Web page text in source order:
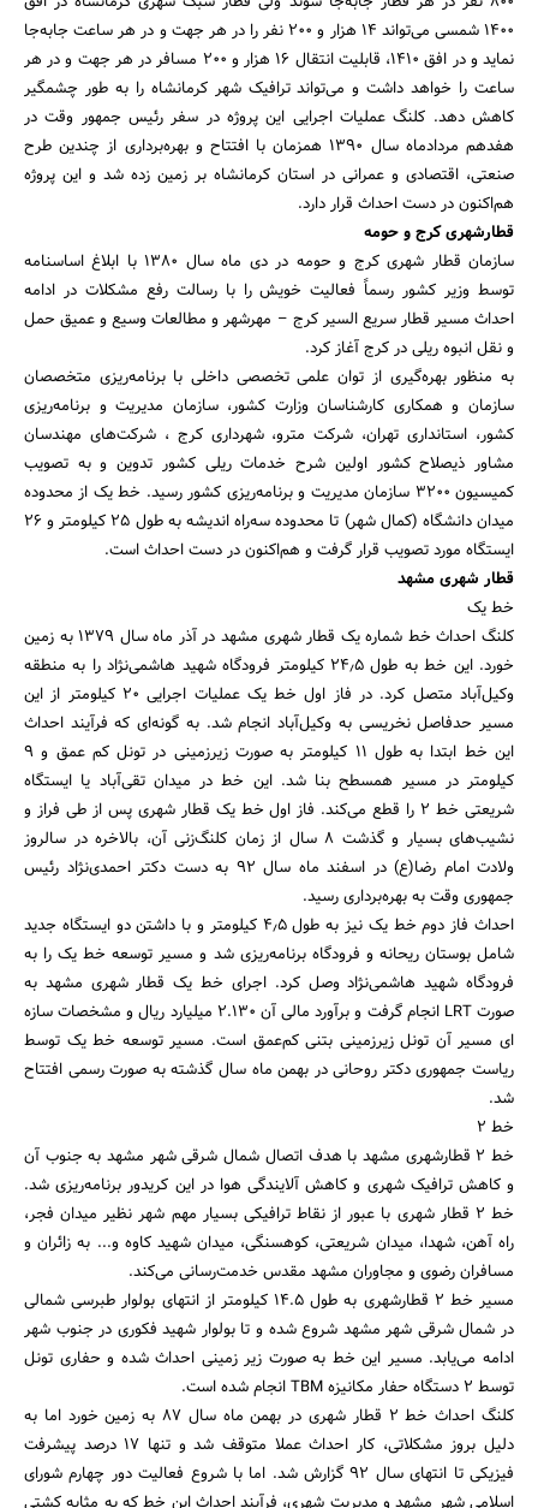
۱۴۰۰ شمسی می‌تواند ۱۴ هزار و ۲۰۰ نفر را در هر جهت و در هر ساعت جابه‌جا
نماید و در افق ۱۴۱۰، قابلیت انتقال ۱۶ هزار و ۲۰۰ مسافر در هر جهت و در هر
ساعت را خواهد داشت و می‌تواند ترافیک شهر کرمانشاه را به طور چشمگیر
کاهش دهد. کلنگ عملیات اجرایی این پروژه در سفر رئیس جمهور وقت در
هفدهم مرداد‌ماه سال 1390 همزمان با افتتاح و بهره‌‌برداری از چندین طرح
صنعتی، اقتصادی و عمرانی در استان کرمانشاه بر زمین زده شد و این پروژه
هم‌اکنون در دست احداث قرار دارد.
قطارشهری کرج و حومه
سازمان قطار شهری کرج و حومه در دی ماه سال 1380 با ابلاغ اساسنامه
توسط وزیر کشور رسماً فعالیت خویش را با رسالت رفع مشکلات در ادامه
احداث مسیر قطار سریع السیر کرج – مهرشهر و مطالعات وسیع و عمیق حمل
و نقل انبوه ریلی در کرج آغاز کرد.
به منظور بهره‌گیری از توان علمی تخصصی داخلی با برنامه‌ریزی متخصصان
سازمان و همکاری کارشناسان وزارت کشور، سازمان مدیریت و برنامه‌ریزی
کشور، استانداری تهران، شرکت مترو، شهرداری کرج ، شرکت‌های مهندسان
مشاور ذیصلاح کشور اولین شرح خدمات ریلی کشور تدوین و به تصویب
کمیسیون 3200 سازمان مدیریت و برنامه‌ریزی کشور رسید. خط یک از محدوده
میدان دانشگاه (کمال شهر) تا محدوده سه‌راه اندیشه به طول 25 کیلومتر و 26
ایستگاه مورد تصویب قرار گرفت و هم‌اکنون در دست احداث است.
قطار شهری مشهد
خط یک
کلنگ احداث خط شماره یک قطار شهری مشهد در آذر ماه سال ۱۳۷۹ به زمین
خورد. این خط به طول ۲۴٫۵ کیلومتر فرودگاه شهید هاشمی‌نژاد را به منطقه
وکیل‌آباد متصل کرد. در فاز اول خط یک عملیات اجرایی 20 کیلومتر از این
مسیر حدفاصل نخریسی به وکیل‌آباد انجام شد. به گونه‌ای که فرآیند احداث
این خط ابتدا به طول 11 کیلومتر به صورت زیرزمینی در تونل کم عمق و 9
کیلومتر در مسیر همسطح بنا شد. این خط در میدان تقی‌آباد یا ایستگاه
شریعتی خط ۲ را قطع می‌کند. فاز اول خط یک قطار شهری پس از طی فراز و
نشیب‌های بسیار و گذشت 8 سال از زمان کلنگ‌زنی آن، بالاخره در سالروز
ولادت امام رضا(ع) در اسفند ماه سال 92 به دست دکتر احمدی‌نژاد رئیس
جمهوری وقت به بهره‌برداری رسید.
احداث فاز دوم خط یک نیز به طول 4٫۵ کیلومتر و با داشتن دو ایستگاه جدید
شامل بوستان ریحانه و فرودگاه برنامه‌ریزی شد و مسیر توسعه خط یک را به
فرودگاه شهید هاشمی‌نژاد وصل کرد. اجرای خط یک قطار شهری مشهد به
صورت LRT انجام گرفت و برآورد مالی آن 2.130 میلیارد ریال و مشخصات سازه
ای مسیر آن تونل زیرزمینی بتنی کم‌عمق است. مسیر توسعه خط یک توسط
ریاست جمهوری دکتر روحانی در بهمن ماه سال گذشته به صورت رسمی افتتاح
شد.
خط 2
خط 2 قطارشهری مشهد با هدف اتصال شمال شرقی شهر مشهد به جنوب آن
و کاهش ترافیک شهری و کاهش آلایندگی هوا در این کریدور برنامه‌ریزی شد.
خط 2 قطار شهری با عبور از نقاط ترافیکی بسیار مهم شهر نظیر میدان فجر،
راه آهن، شهدا، میدان شریعتی، کوهسنگی، میدان شهید کاوه و... به زائران و
مسافران رضوی و مجاوران مشهد مقدس خدمت‌رسانی می‌کند.
مسیر خط 2 قطارشهری به طول 14.5 کیلومتر از انتهای بولوار طبرسی شمالی
در شمال شرقی شهر مشهد شروع شده و تا بولوار شهید فکوری در جنوب شهر
ادامه می‌یابد. مسیر این خط به صورت زیر زمینی احداث شده و حفاری تونل
توسط 2 دستگاه حفار مکانیزه TBM انجام شده است.
کلنگ احداث خط 2 قطار شهری در بهمن ماه سال 87 به زمین خورد اما به
دلیل بروز مشکلاتی، کار احداث عملا متوقف شد و تنها 17 درصد پیشرفت
فیزیکی تا انتهای سال 92 گزارش شد. اما با شروع فعالیت دور چهارم شورای